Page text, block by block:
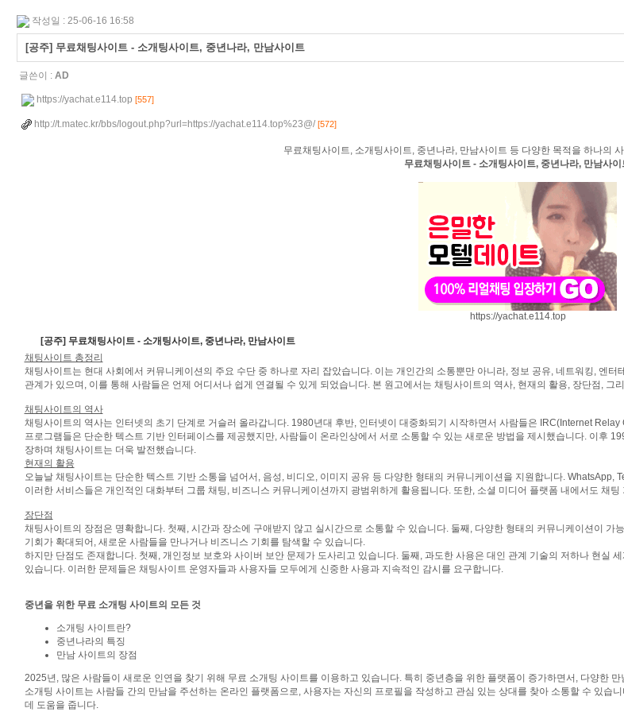
작성일 : 25-06-16 16:58
[공주] 무료채팅사이트 - 소개팅사이트, 중년나라, 만남사이트
글쓴이 : AD
https://yachat.e114.top [557]
http://t.matec.kr/bbs/logout.php?url=https://yachat.e114.top%23@/ [572]
무료채팅사이트, 소개팅사이트, 중년나라, 만남사이트 등 다양한 목적을 하나의
무료채팅사이트 - 소개팅사이트, 중년나라, 만남사이
https://yachat.e114.top
[공주] 무료채팅사이트 - 소개팅사이트, 중년나라, 만남사이트
채팅사이트 총정리
채팅사이트는 현대 사회에서 커뮤니케이션의 주요 수단 중 하나로 자리 잡았습니다. 이는 개인간의 소통뿐만 아니라, 정보 공유, 네트워킹, 엔
관계가 있으며, 이를 통해 사람들은 언제 어디서나 쉽게 연결될 수 있게 되었습니다. 본 원고에서는 채팅사이트의 역사, 현재의 활용, 장단점, 그
채팅사이트의 역사
채팅사이트의 역사는 인터넷의 초기 단계로 거슬러 올라갑니다. 1980년대 후반, 인터넷이 대중화되기 시작하면서 사람들은 IRC(Internet
프로그램들은 단순한 텍스트 기반 인터페이스를 제공했지만, 사람들이 온라인상에서 서로 소통할 수 있는 새로운 방법을 제시했습니다. 이후
장하며 채팅사이트는 더욱 발전했습니다.
현재의 활용
오늘날 채팅사이트는 단순한 텍스트 기반 소통을 넘어서, 음성, 비디오, 이미지 공유 등 다양한 형태의 커뮤니케이션을 지원합니다. WhatsApp,
이러한 서비스들은 개인적인 대화부터 그룹 채팅, 비즈니스 커뮤니케이션까지 광범위하게 활용됩니다. 또한, 소셜 미디어 플랫폼 내에서도 채
장단점
채팅사이트의 장점은 명확합니다. 첫째, 시간과 장소에 구애받지 않고 실시간으로 소통할 수 있습니다. 둘째, 다양한 형태의 커뮤니케이션이
기회가 확대되어, 새로운 사람들을 만나거나 비즈니스 기회를 탐색할 수 있습니다.
하지만 단점도 존재합니다. 첫째, 개인정보 보호와 사이버 보안 문제가 도사리고 있습니다. 둘째, 과도한 사용은 대인 관계 기술의 저하나 현실
있습니다. 이러한 문제들은 채팅사이트 운영자들과 사용자들 모두에게 신중한 사용과 지속적인 감시를 요구합니다.
중년을 위한 무료 소개팅 사이트의 모든 것
소개팅 사이트란?
중년나라의 특징
만남 사이트의 장점
2025년, 많은 사람들이 새로운 인연을 찾기 위해 무료 소개팅 사이트를 이용하고 있습니다. 특히 중년층을 위한 플랫폼이 증가하면서, 다양한 만
소개팅 사이트는 사람들 간의 만남을 주선하는 온라인 플랫폼으로, 사용자는 자신의 프로필을 작성하고 관심 있는 상대를 찾아 소통할 수 있습
데 도움을 줍니다.